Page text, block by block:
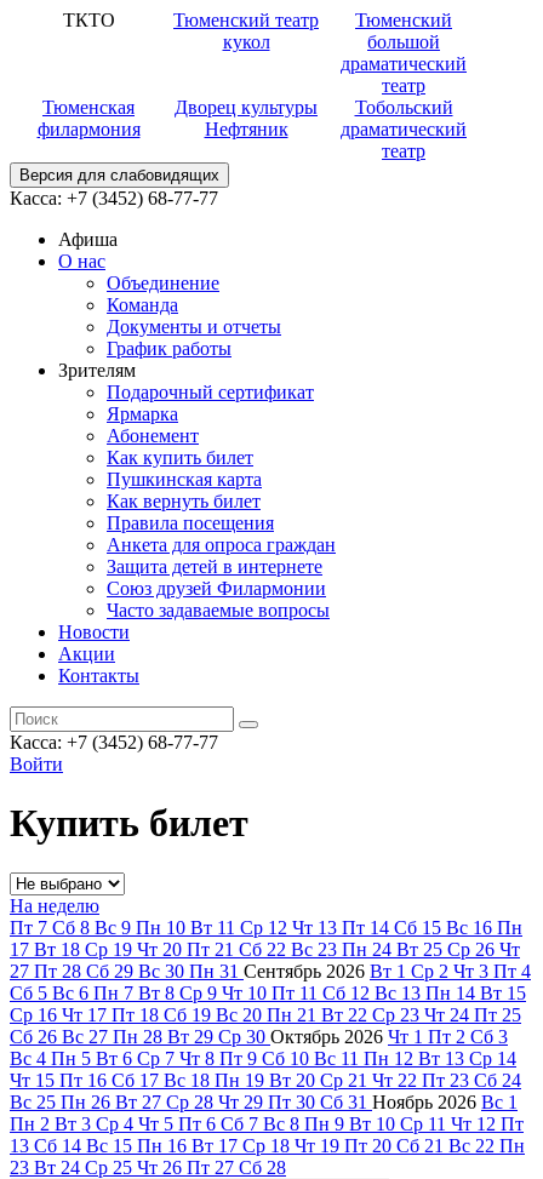
ТКТО
Тюменский театр
кукол
Тюменский
большой
драматический
театр
Тюменская
филармония
Дворец культуры
Нефтяник
Тобольский
драматический
театр
Версия для слабовидящих
Касса: +7 (3452) 68-77-77
Афиша
О нас
Объединение
Команда
Документы и отчеты
График работы
Зрителям
Подарочный сертификат
Ярмарка
Абонемент
Как купить билет
Пушкинская карта
Как вернуть билет
Правила посещения
Анкета для опроса граждан
Защита детей в интернете
Союз друзей Филармонии
Часто задаваемые вопросы
Новости
Акции
Контакты
Касса: +7 (3452) 68-77-77
Войти
Купить билет
На неделю
Пт 7 Сб 8 Вс 9 Пн 10 Вт 11 Ср 12 Чт 13 Пт 14 Сб 15 Вс 16 Пн
17 Вт 18 Ср 19 Чт 20 Пт 21 Сб 22 Вс 23 Пн 24 Вт 25 Ср 26 Чт
27 Пт 28 Сб 29 Вс 30 Пн 31 Сентябрь 2026 Вт 1 Ср 2 Чт 3 Пт 4
Сб 5 Вс 6 Пн 7 Вт 8 Ср 9 Чт 10 Пт 11 Сб 12 Вс 13 Пн 14 Вт 15
Ср 16 Чт 17 Пт 18 Сб 19 Вс 20 Пн 21 Вт 22 Ср 23 Чт 24 Пт 25
Сб 26 Вс 27 Пн 28 Вт 29 Ср 30 Октябрь 2026 Чт 1 Пт 2 Сб 3
Вс 4 Пн 5 Вт 6 Ср 7 Чт 8 Пт 9 Сб 10 Вс 11 Пн 12 Вт 13 Ср 14
Чт 15 Пт 16 Сб 17 Вс 18 Пн 19 Вт 20 Ср 21 Чт 22 Пт 23 Сб 24
Вс 25 Пн 26 Вт 27 Ср 28 Чт 29 Пт 30 Сб 31 Ноябрь 2026 Вс 1
Пн 2 Вт 3 Ср 4 Чт 5 Пт 6 Сб 7 Вс 8 Пн 9 Вт 10 Ср 11 Чт 12 Пт
13 Сб 14 Вс 15 Пн 16 Вт 17 Ср 18 Чт 19 Пт 20 Сб 21 Вс 22 Пн
23 Вт 24 Ср 25 Чт 26 Пт 27 Сб 28